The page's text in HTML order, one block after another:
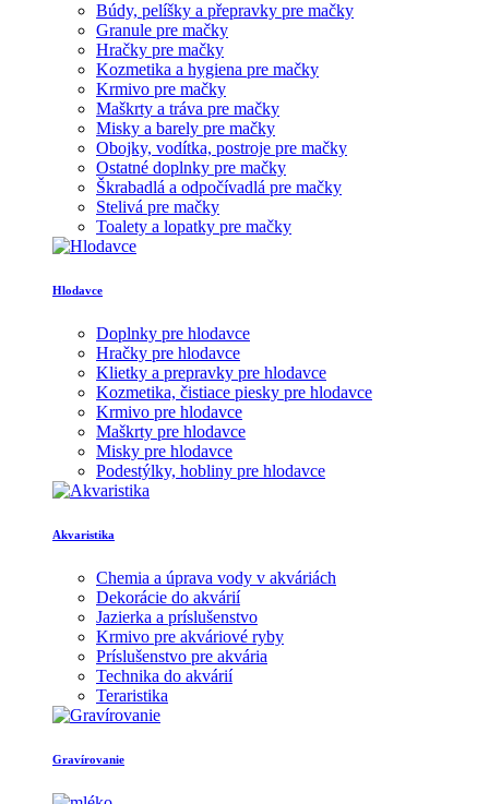
Búdy, pelíšky a přepravky pre mačky
Granule pre mačky
Hračky pre mačky
Kozmetika a hygiena pre mačky
Krmivo pre mačky
Maškrty a tráva pre mačky
Misky a barely pre mačky
Obojky, vodítka, postroje pre mačky
Ostatné doplnky pre mačky
Škrabadlá a odpočívadlá pre mačky
Stelivá pre mačky
Toalety a lopatky pre mačky
Hlodavce
Doplnky pre hlodavce
Hračky pre hlodavce
Klietky a prepravky pre hlodavce
Kozmetika, čistiace piesky pre hlodavce
Krmivo pre hlodavce
Maškrty pre hlodavce
Misky pre hlodavce
Podestýlky, hobliny pre hlodavce
Akvaristika
Chemia a úprava vody v akváriách
Dekorácie do akvárií
Jazierka a príslušenstvo
Krmivo pre akváriové ryby
Príslušenstvo pre akvária
Technika do akvárií
Teraristika
Gravírovanie